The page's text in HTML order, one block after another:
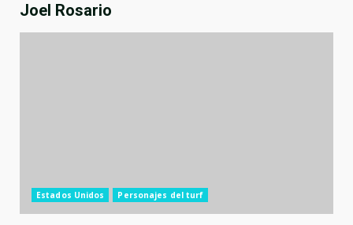
Joel Rosario
Estados Unidos Personajes del turf